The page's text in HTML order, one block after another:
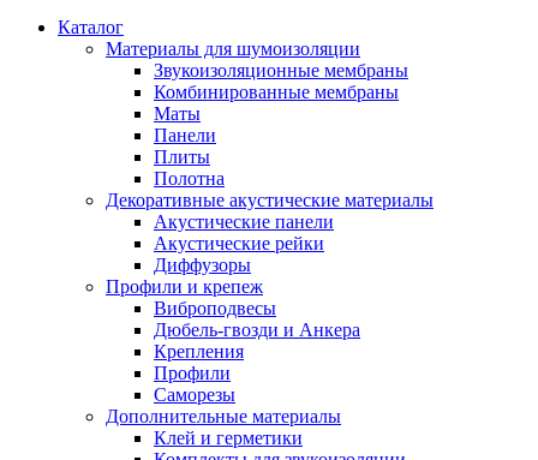
Каталог
Материалы для шумоизоляции
Звукоизоляционные мембраны
Комбинированные мембраны
Маты
Панели
Плиты
Полотна
Декоративные акустические материалы
Акустические панели
Акустические рейки
Диффузоры
Профили и крепеж
Виброподвесы
Дюбель-гвозди и Анкера
Крепления
Профили
Саморезы
Дополнительные материалы
Клей и герметики